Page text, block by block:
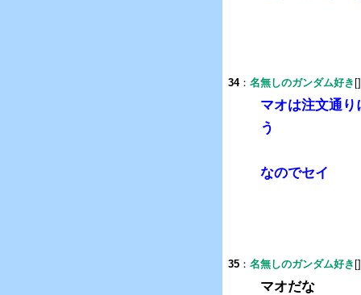
34： 名無しのガンダム好き
マオは注文通
う
なのでセイ
35 ： 名無しのガンダム好き
マオだな